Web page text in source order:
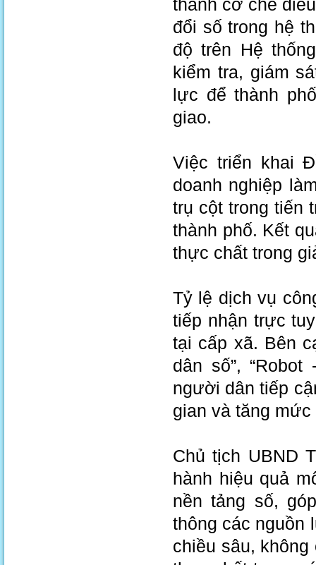
thành cơ chế
đổi số trong hệ
độ trên Hệ
kiểm tra, giám
lực để thành
giao.
Việc triển khai
doanh nghiệp
trụ cột trong tiến
thành phố. Kết
thực chất trong
Tỷ lệ dịch vụ
tiếp nhận trực
tại cấp xã. Bên
dân số”,
người dân tiếp
gian và tăng
Chủ tịch UBND
hành hiệu quả
nền tảng số,
thông các nguồn
chiều sâu,